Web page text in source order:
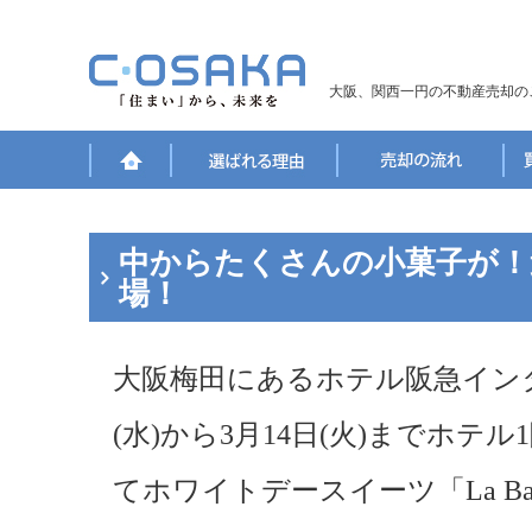
大阪、関西一円の不動産売却
中からたくさんの小菓子が
場！
大阪梅田にあるホテル阪急イ
(水)から3月14日(火)までホテ
てホワイトデースイーツ「La